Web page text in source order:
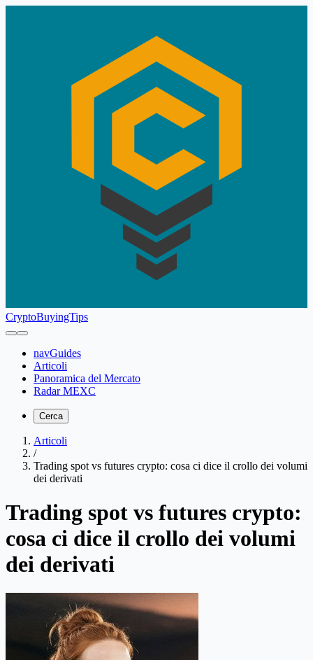
CryptoBuyingTips
navGuides
Articoli
Panoramica del Mercato
Radar MEXC
Cerca
Articoli
/
Trading spot vs futures crypto: cosa ci dice il crollo dei volumi
dei derivati
Trading spot vs futures crypto:
cosa ci dice il crollo dei volumi
dei derivati